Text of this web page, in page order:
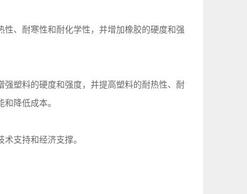
、耐寒性和耐化学性，并增加橡胶的硬度和强
塑料的硬度和强度，并提高塑料的耐热性、耐
降低成本。
支持和经济支撑。